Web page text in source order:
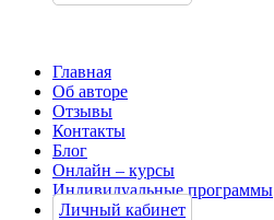
Главная
Об авторе
Отзывы
Контакты
Блог
Онлайн – курсы
Индивидуальные программы
Личный кабинет